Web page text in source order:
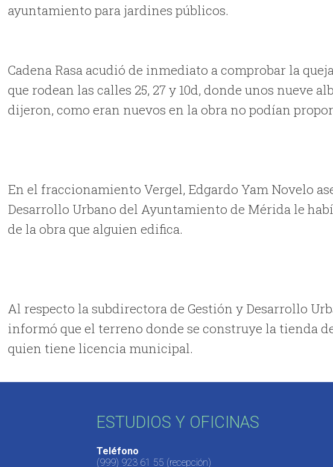
ayuntamiento para jardines públicos.
Cadena Rasa acudió de inmediato a comprobar la
que rodean las calles 25, 27 y 10d, donde unos nueve
dijeron, como eran nuevos en la obra no podían
En el fraccionamiento Vergel, Edgardo Yam Novelo
Desarrollo Urbano del Ayuntamiento de Mérida le
de la obra que alguien edifica.
Al respecto la subdirectora de Gestión y Desarrollo
informó que el terreno donde se construye la tienda
quien tiene licencia municipal.
ESTUDIOS Y OFICINAS
Teléfono
(999) 923 61 55 (recepción)